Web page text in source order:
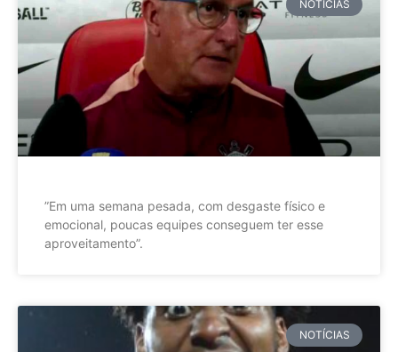
NOTÍCIAS
”Em uma semana pesada, com desgaste físico e
emocional, poucas equipes conseguem ter esse
aproveitamento”.
NOTÍCIAS